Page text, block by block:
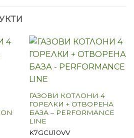
ГАЗОВИ КОТЛОНИ 4
ГОРЕЛКИ + ОТВОРЕНА
БАЗА – PERFORMANCE
LINE
K7GCU10VV